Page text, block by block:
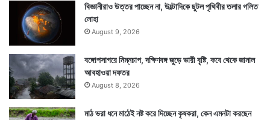
বিজ্ঞানীরাও উত্তর পাচ্ছেন না, উল্টোদিকে ছুটল পৃথিবীর তলার গলিত
লোহা
August 9, 2026
বঙ্গোপসাগরে নিম্নচাপ, দক্ষিণবঙ্গ জুড়ে ভারী বৃষ্টি, কবে থেকে জানাল
আবহাওয়া দফতর
August 8, 2026
মাঠ ভরা ধনে মাঠেই নষ্ট করে দিচ্ছেন কৃষকরা, কেন এমনটা করছেন